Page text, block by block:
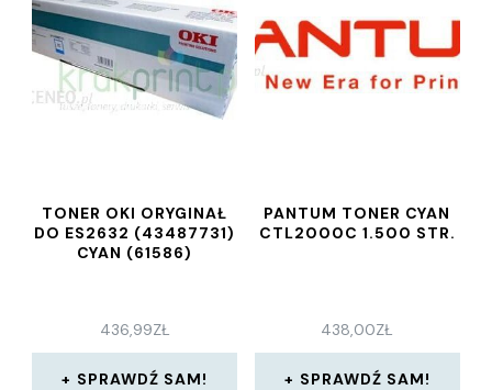
TONER OKI ORYGINAŁ
DO ES2632 (43487731)
CYAN (61586)
436,99ZŁ
SPRAWDŹ SAM!
PANTUM TONER CYAN
CTL2000C 1.500 STR.
438,00ZŁ
SPRAWDŹ SAM!